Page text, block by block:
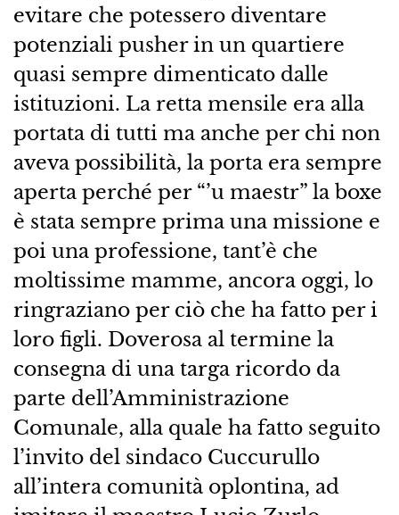
evitare che potessero diventare
potenziali pusher in un quartiere
quasi sempre dimenticato dalle
istituzioni. La retta mensile era alla
portata di tutti ma anche per chi non
aveva possibilità, la porta era sempre
aperta perché per “’u maestr” la boxe
è stata sempre prima una missione e
poi una professione, tant’è che
moltissime mamme, ancora oggi, lo
ringraziano per ciò che ha fatto per i
loro figli. Doverosa al termine la
consegna di una targa ricordo da
parte dell’Amministrazione
Comunale, alla quale ha fatto seguito
l’invito del sindaco Cuccurullo
all’intera comunità oplontina, ad